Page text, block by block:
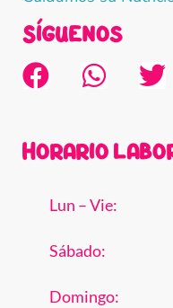
Síguenos
Horario
Lun – Vie:
Sábado:
Domingo: